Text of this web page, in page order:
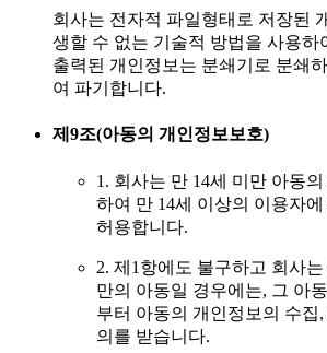
회사는 전자적 파일형태로 저장된
생할 수 없는 기술적 방법을 사용하
출력된 개인정보는 분쇄기로 분쇄
여 파기합니다.
제9조(아동의 개인정보보호)
1. 회사는 만 14세 미만 아동
하여 만 14세 이상의 이용자
허용합니다.
2. 제1항에도 불구하고 회사는
만의 아동일 경우에는, 그 아
부터 아동의 개인정보의 수집
의를 받습니다.